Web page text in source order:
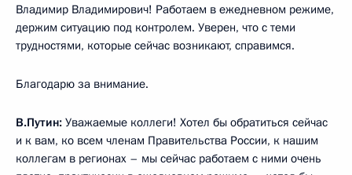
Владимир Владимирович! Работаем в ежедневном режиме,
держим ситуацию под контролем. Уверен, что с теми
трудностями, которые сейчас возникают, справимся.
Благодарю за внимание.
В.Путин: Уважаемые коллеги! Хотел бы обратиться сейчас
и к вам, ко всем членам Правительства России, к нашим
коллегам в регионах – мы сейчас работаем с ними очень